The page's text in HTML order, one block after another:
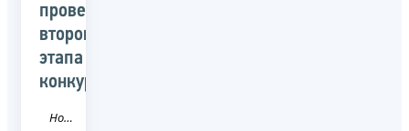
проведении
второго
этапа
конкурса
Новость